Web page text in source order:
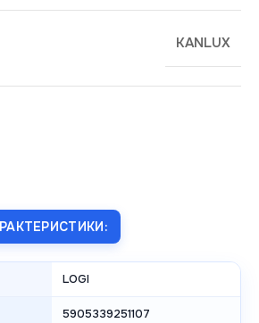
LOGI
5905339251107
KANLUX